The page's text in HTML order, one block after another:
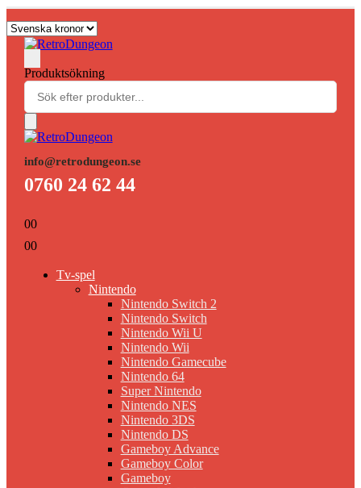
Produktsökning
info@retrodungeon.se
0760 24 62 44
00
00
Tv-spel
Nintendo
Nintendo Switch 2
Nintendo Switch
Nintendo Wii U
Nintendo Wii
Nintendo Gamecube
Nintendo 64
Super Nintendo
Nintendo NES
Nintendo 3DS
Nintendo DS
Gameboy Advance
Gameboy Color
Gameboy